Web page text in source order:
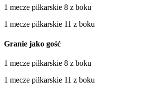
1 mecze piłkarskie 8 z boku
1 mecze piłkarskie 11 z boku
Granie jako gość
1 mecze piłkarskie 8 z boku
1 mecze piłkarskie 11 z boku